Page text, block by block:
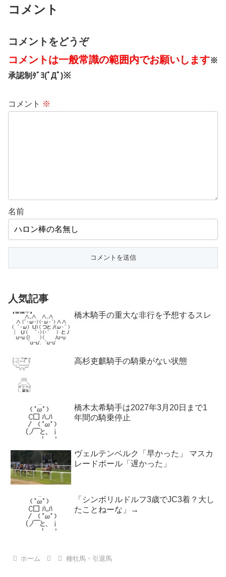
コメント
コメントをどうぞ
コメントは一般常識の範囲内でお願いします※
承認制ﾀﾞﾖ(ﾟДﾟ)※
コメント ※
名前
人気記事
橋木騎手の重大な非行を予想するスレ
高杉吏麒騎手の騎乗がない状態
橋木太希騎手は2027年3月20日まで1
年間の騎乗停止
ヴェルテンベルク「早かった」 マスカ
レードボール「遅かった」
「シンボリルドルフ3歳でJC3着？大し
たことねーな」→
ホーム 種牡馬・引退馬